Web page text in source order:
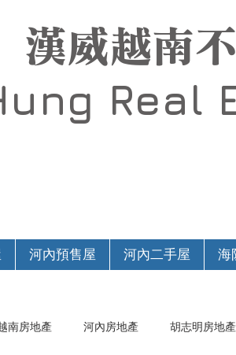
漢威越南
Real
河內預售屋 河內二手屋 海
南房地產 河內房地產 胡志明房地產